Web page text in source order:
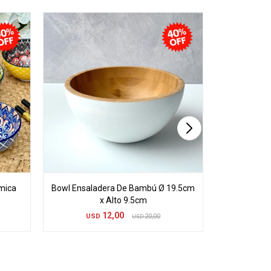
Bowl Ensaladera De Bambú Ø 19.5cm
x Alto 9.5cm
USD 12,00 USD 20,00